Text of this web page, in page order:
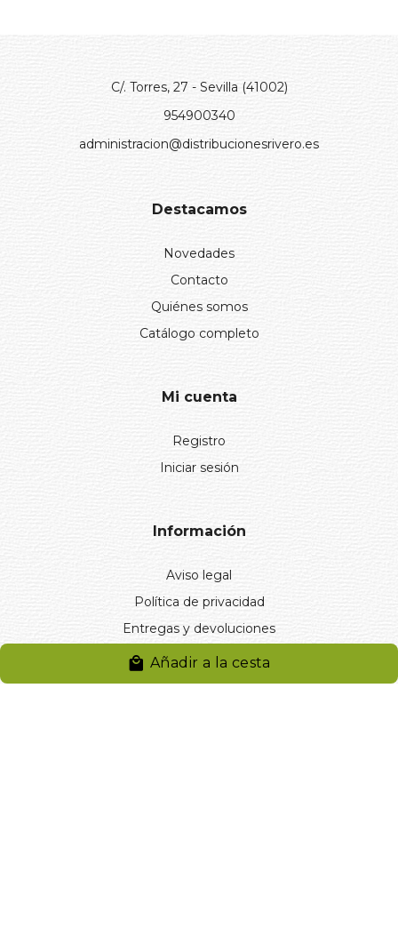
Añadir a la cesta
C/. Torres, 27 - Sevilla (41002)
954900340
administracion@distribucionesrivero.es
Destacamos
Novedades
Contacto
Quiénes somos
Catálogo completo
Mi cuenta
Registro
Iniciar sesión
Información
Aviso legal
Política de privacidad
Entregas y devoluciones
Desistimiento
Desistimiento de compra